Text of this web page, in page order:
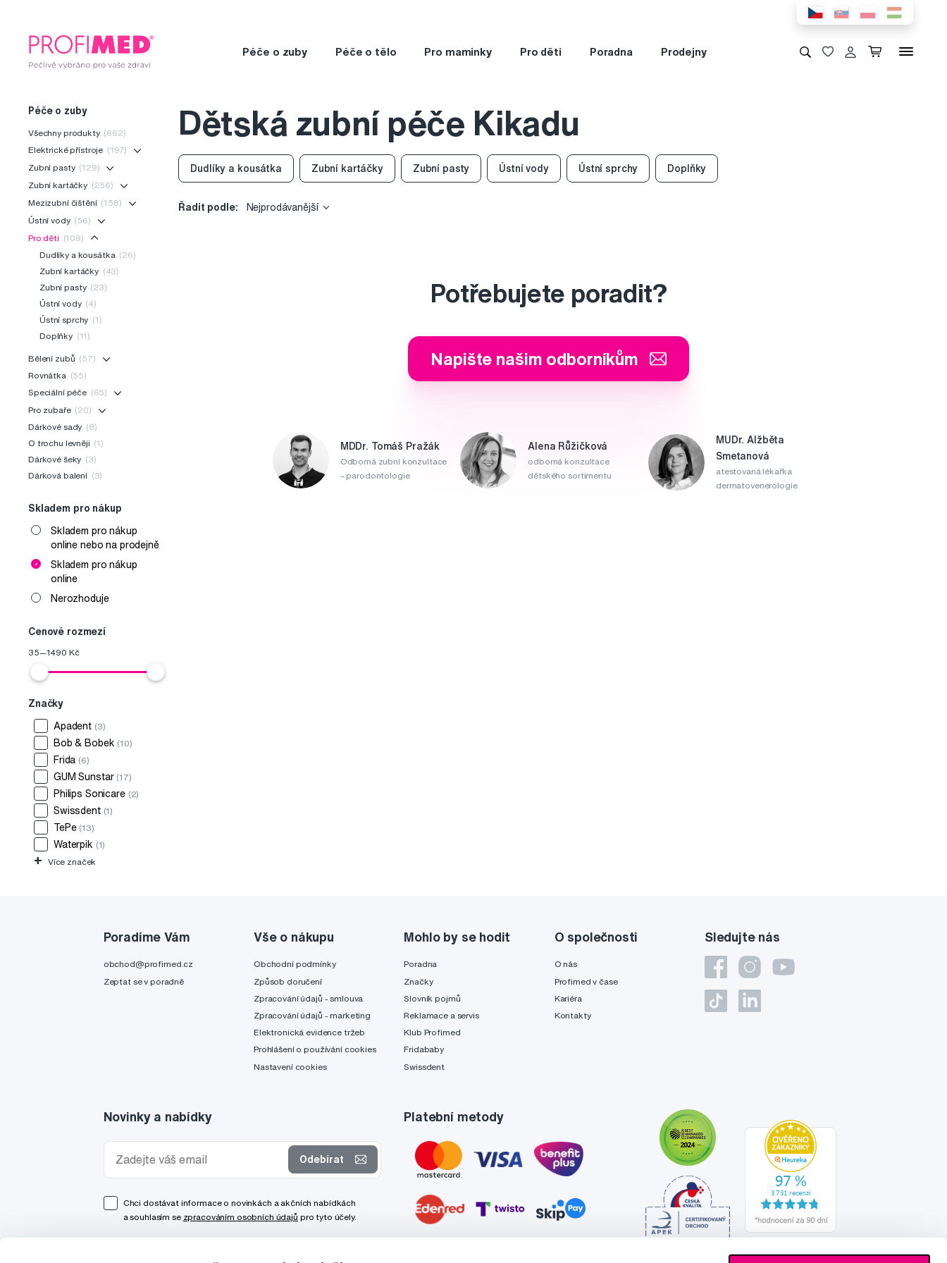
Péče o zuby Péče o tělo Pro maminky Pro děti Poradna Prodejny
Péče o zuby
Všechny produkty (862)
Elektrické přístroje (197)
Zubní pasty (129)
Zubní kartáčky (256)
Mezizubní čištění (158)
Ústní vody (56)
Pro děti
(109)
Dudlíky a kousátka (26)
Zubní kartáčky (43)
Zubní pasty (23)
Ústní vody (4)
Ústní sprchy (1)
Doplňky (11)
Bělení zubů (57)
Rovnátka
(55)
Speciální péče (65)
Pro zubaře (20)
Dárkové sady (8)
O trochu levněji (1)
Dárkové šeky (3)
Dárková balení (3)
Skladem pro nákup
Skladem pro nákup
online nebo na prodejně
Skladem pro nákup
online
Nerozhoduje
Cenové rozmezí
35—1490 Kč
Značky
Apadent (3)
Bob & Bobek (10)
Frida (6)
GUM Sunstar (17)
Philips Sonicare (2)
Swissdent (1)
TePe (13)
Waterpik (1)
+ Více značek
Dětská zubní péče Kikadu
Dudlíky a kousátka Zubní kartáčky Zubní pasty Ústní vody Ústní sprchy Doplňky
Řadit podle: Nejprodávanější
Potřebujete poradit?
Napište našim odborníkům
MDDr. Tomáš Pražák
Odborná zubní konzultace
– parodontologie
Alena Růžičková
odborná konzultace
dětského sortimentu
MUDr. Alžběta
Smetanová
atestovaná lékařka
dermatovenerologie
Sledujte nás
Poradíme Vám
obchod@profimed.cz
Zeptat se v poradně
Vše o nákupu
Obchodní podmínky
Způsob doručení
Zpracování údajů - smlouva
Zpracování údajů - marketing
Elektronická evidence tržeb
Prohlášení o používání cookies
Nastavení cookies
Mohlo by se hodit
Poradna
Značky
Slovník pojmů
Reklamace a servis
Klub Profimed
Fridababy
Swissdent
O společnosti
O nás
Profimed v čase
Kariéra
Kontakty
Novinky a nabídky
Odebírat
Chci dostávat informace o novinkách a akčních nabídkách
a souhlasím se zpracováním osobních údajů pro tyto účely.
Platební metody